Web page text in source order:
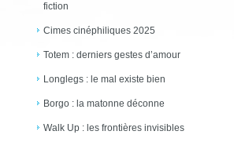
fiction
Cimes cinéphiliques 2025
Totem : derniers gestes d’amour
Longlegs : le mal existe bien
Borgo : la matonne déconne
Walk Up : les frontières invisibles